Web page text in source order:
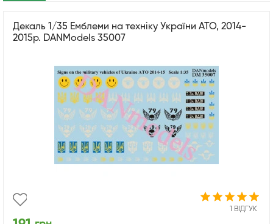
Декаль 1/35 Емблеми на техніку України АТО, 2014-
2015р. DANModels 35007
1 ВІДГУК